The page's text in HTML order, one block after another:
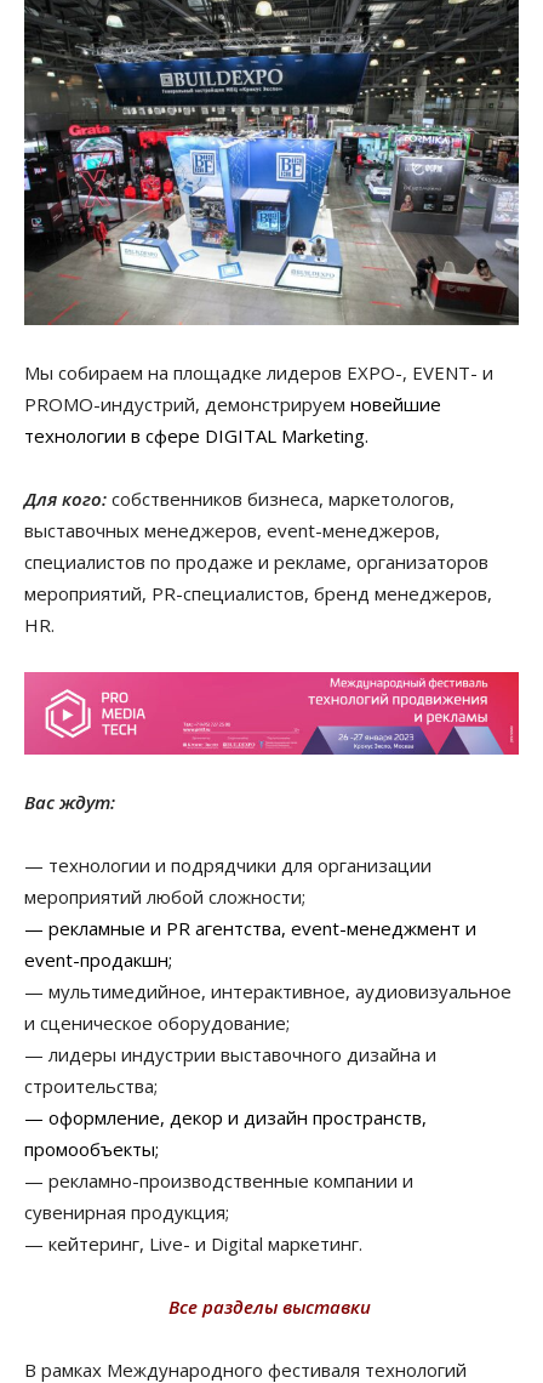
Мы собираем на площадке лидеров EXPO-, EVENT- и
PROMO-индустрий, демонстрируем новейшие
технологии в сфере DIGITAL Marketing.
Для кого: собственников бизнеса, маркетологов,
выставочных менеджеров, event-менеджеров,
специалистов по продаже и рекламе, организаторов
мероприятий, PR-специалистов, бренд менеджеров,
HR.
Вас ждут:
— технологии и подрядчики для организации
мероприятий любой сложности;
— рекламные и PR агентства, event-менеджмент и
event-продакшн;
— мультимедийное, интерактивное, аудиовизуальное
и сценическое оборудование;
— лидеры индустрии выставочного дизайна и
строительства;
— оформление, декор и дизайн пространств,
промообъекты;
— рекламно-производственные компании и
сувенирная продукция;
— кейтеринг, Live- и Digital маркетинг.
Все разделы выставки
В рамках Международного фестиваля технологий